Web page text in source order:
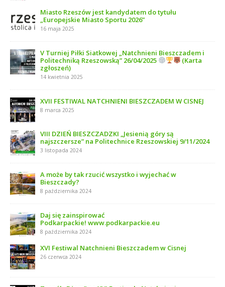
Miasto Rzeszów jest kandydatem do tytułu
„Europejskie Miasto Sportu 2026”
16 maja 2025
V Turniej Piłki Siatkowej „Natchnieni Bieszczadem i
Politechniką Rzeszowską” 26/04/2025
(Karta
zgłoszeń)
14 kwietnia 2025
XVII FESTIWAL NATCHNIENI BIESZCZADEM W CISNEJ
8 marca 2025
VIII DZIEŃ BIESZCZADZKI „Jesienią góry są
najszczersze” na Politechnice Rzeszowskiej 9/11/2024
3 listopada 2024
A może by tak rzucić wszystko i wyjechać w
Bieszczady?
8 października 2024
Daj się zainspirować
Podkarpackie! www.podkarpackie.eu
8 października 2024
XVI Festiwal Natchnieni Bieszczadem w Cisnej
26 czerwca 2024